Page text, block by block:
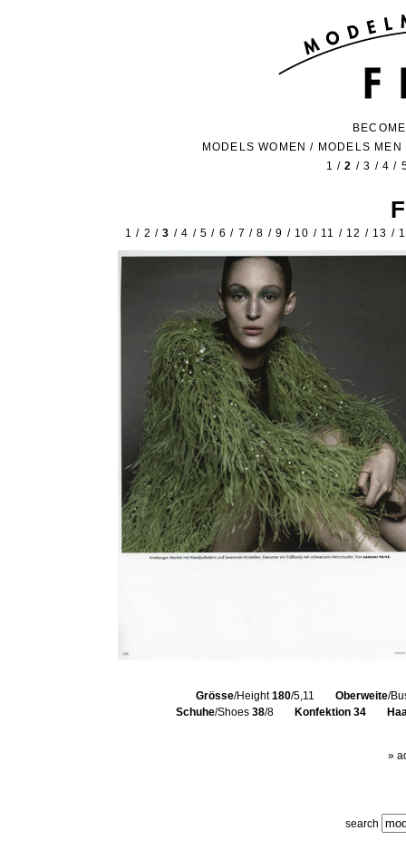
MODELS WOMEN / MODELS MEN
1 /2 /3 /4 /
1 / 2 /3 /4 /5 / 6 / 7 /8 /9 / 10 / 11 / 12 / 13 /
Grösse/Height180/5,11 Oberweite/
Schuhe/Shoes 38/8 Konfektion 34
»
search